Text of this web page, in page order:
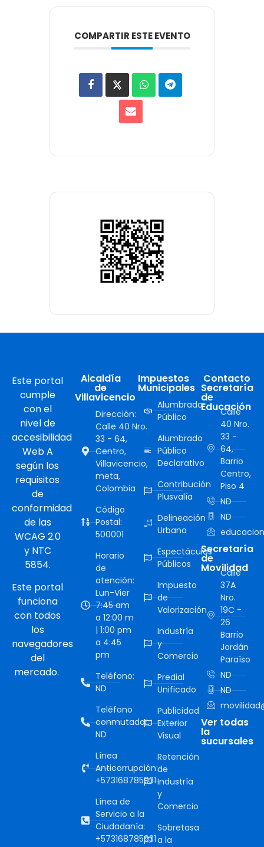
COMPARTIR ESTE EVENTO
Este portal
cumple
con el
nivel de
accesibilidad
Web A
según los
requisitos
de
conformidad
de las
WCAG 2.0
y NTC
5854.
Este portal
funciona
con todos
los
navegadores
del
mercado.
Alcaldía
de
Villavicencio
Dirección:
Calle 40 Nro.
33 - 64,
Centro,
Villavicencio,
meta,
Colombia
Código
Postal:
500001
Horario
de
atención:
Lun-Vier
7:45 am
a 12:00 m
| 1:00 pm
a 4:45
pm
Teléfono:
ND
Teléfono
conmutador:
ND
Línea
Anticorrupción:
+573168785931
Línea de
Servicio a la
Ciudadanía:
+573168785931
Impuestos
Municipales
Alumbrado
Público
Alumbrado
Público
Declarativo
Contribución
Plusvalía
Delineación
Urbana
Espectáculos
Públicos
Impuesto
de
Valorización
Industría
y
Comercio
Predial
Unificado
Publicidad
Exterior
Visual
Retención
de
Industría
y
Comercio
Sobretasa
a la
Contacto
Secretaría
de
Educación
Calle
40 Nro.
33 -
64,
Barrio
Centro,
Piso 4
ND
ND
Secretaría
de
Movilidad
Calle
37A
Nro.
19C -
26
Barrio
Jordán
Paraíso
ND
ND
Ver todas
la
sucursales